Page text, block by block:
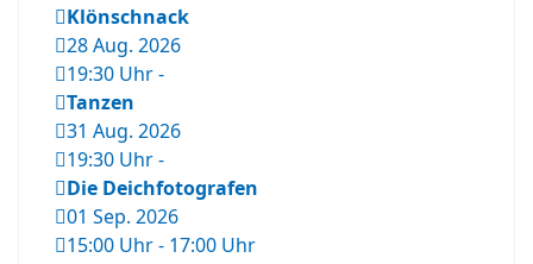
Klönschnack
28 Aug. 2026
19:30 Uhr-
Tanzen
31 Aug. 2026
19:30 Uhr-
Die Deichfotografen
01 Sep. 2026
15:00 Uhr- 17:00 Uhr